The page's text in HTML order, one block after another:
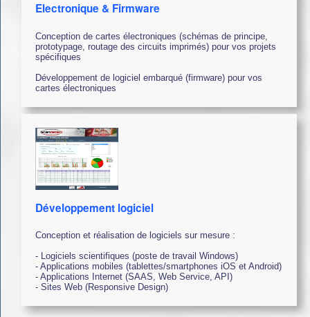
Electronique & Firmware
Conception de cartes électroniques (schémas de principe,
prototypage, routage des circuits imprimés) pour vos projets
spécifiques
Développement de logiciel embarqué (firmware) pour vos
cartes électroniques
Développement logiciel
Conception et réalisation de logiciels sur mesure :
- Logiciels scientifiques (poste de travail Windows)
- Applications mobiles (tablettes/smartphones iOS et Android)
- Applications Internet (SAAS, Web Service, API)
- Sites Web (Responsive Design)